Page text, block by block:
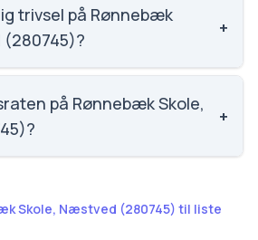
5, nummer 187 ud af 3143
på elevernes egne
trivsel på Rønnebæk
+
Skole, Næstved
5, nummer 1408 ud af 3143
på elevernes egne
på Rønnebæk Skole,
+
Skole, Næstved (280745) til liste